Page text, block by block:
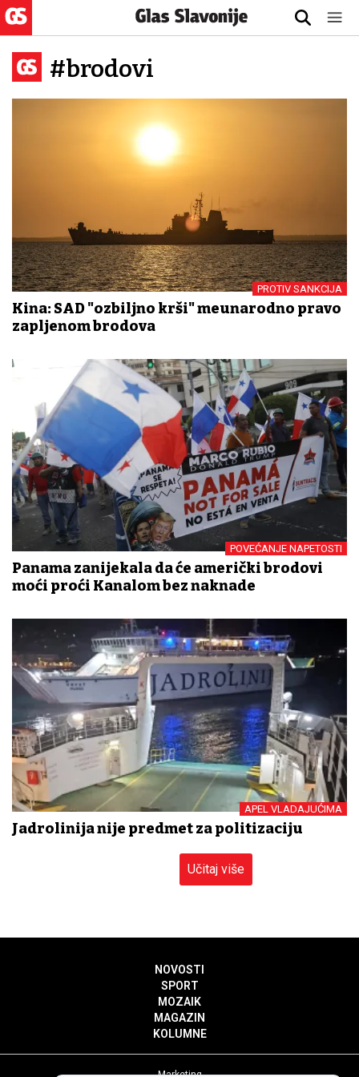
#brodovi
PROTIV SANKCIJA
Kina: SAD "ozbiljno krši" međunarodno pravo
zapljenom brodova
POVEĆANJE NAPETOSTI
Panama zanijekala da će američki brodovi
moći proći Kanalom bez naknade
APEL VLADAJUĆIMA
Jadrolinija nije predmet za politizaciju
Učitaj više
NOVOSTI
SPORT
MOZAIK
MAGAZIN
KOLUMNE